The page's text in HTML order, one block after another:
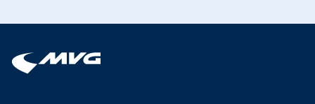
monatlicher Abbuchung (10 x 36,50 Euro) oder mit
Woche) gelten bis zum Ende der Geltungsdauer